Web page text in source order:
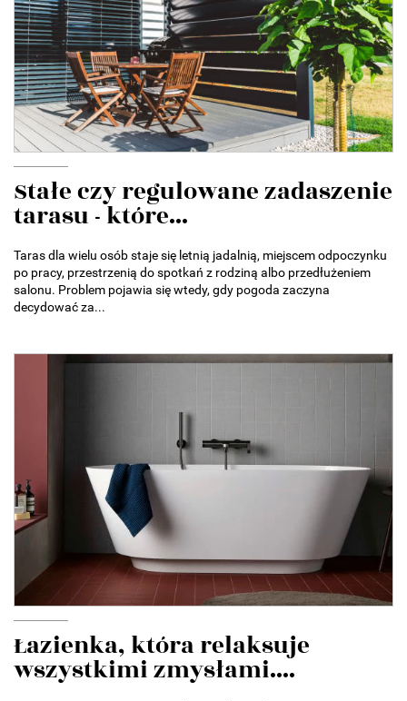
Stałe czy regulowane zadaszenie
tarasu - które...
Taras dla wielu osób staje się letnią jadalnią, miejscem odpoczynku
po pracy, przestrzenią do spotkań z rodziną albo przedłużeniem
salonu. Problem pojawia się wtedy, gdy pogoda zaczyna
decydować za...
Łazienka, która relaksuje
wszystkimi zmysłami....